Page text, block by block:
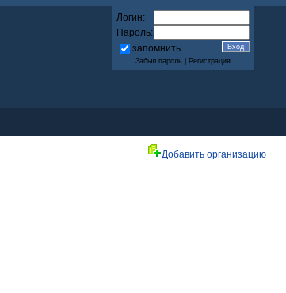
Логин:
Пароль:
запомнить
Забыл пароль Регистрация
Добавить организацию